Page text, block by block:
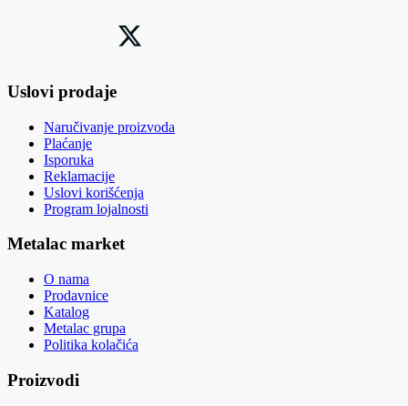
Uslovi prodaje
Naručivanje proizvoda
Plaćanje
Isporuka
Reklamacije
Uslovi korišćenja
Program lojalnosti
Metalac market
O nama
Prodavnice
Katalog
Metalac grupa
Politika kolačića
Proizvodi